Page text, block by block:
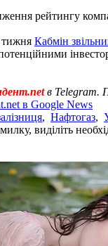
рейтингу
тижня Кабмін
в Telegram.
в Google News
, Нафтогаз,
виділіть